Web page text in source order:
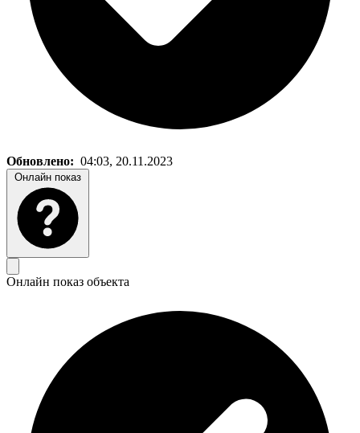
Обновлено: 04:03, 20.11.2023
Онлайн показ
Онлайн показ объекта